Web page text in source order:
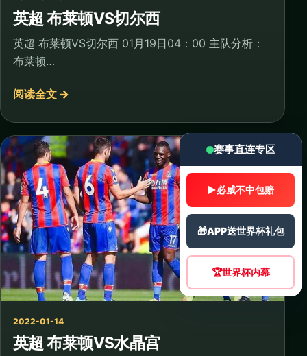
英超 布莱顿VS切尔西
英超 布莱顿VS切尔西 01月19日04：00 主队分析：
布莱顿…
阅读全文 →
2022-01-14
英超 布莱顿VS水晶宫
赛事直连专区
▶必威不中包赔
🎁APP送世界杯礼包
🏆世界杯内幕